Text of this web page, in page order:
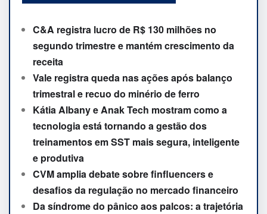
C&A registra lucro de R$ 130 milhões no
segundo trimestre e mantém crescimento da
receita
Vale registra queda nas ações após balanço
trimestral e recuo do minério de ferro
Kátia Albany e Anak Tech mostram como a
tecnologia está tornando a gestão dos
treinamentos em SST mais segura, inteligente
e produtiva
CVM amplia debate sobre finfluencers e
desafios da regulação no mercado financeiro
Da síndrome do pânico aos palcos: a trajetória